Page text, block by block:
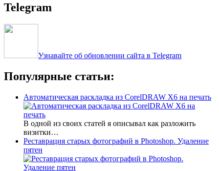
Telegram
Узнавайте об обновлении сайта в Telegram
Популярные статьи:
Автоматическая раскладка из CorelDRAW X6 на печать
В одной из своих статей я описывал как разложить
визитки…
Реставрация старых фотографий в Photoshop. Удаление
пятен